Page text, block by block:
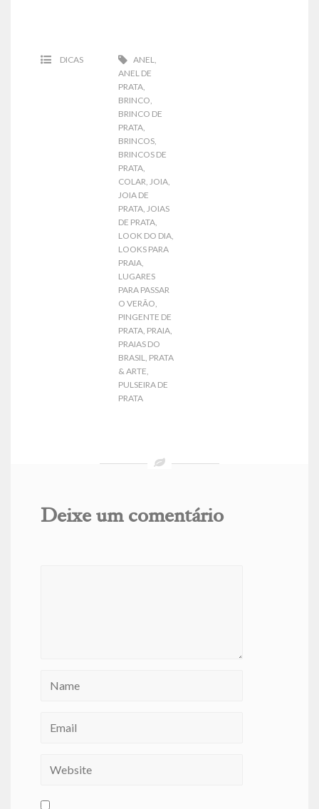
DICAS ANEL
ANEL DE
PRATA
BRINCO
BRINCO DE
PRATA
BRINCOS
BRINCOS DE
PRATA
COLAR JOIA
JOIA DE
PRATA JOIAS
DE PRATA
LOOK DO DIA
LOOKS PARA
PRAIA
LUGARES
PARA PASSAR
O VERÃO
PINGENTE DE
PRATA PRAIA
PRAIAS DO
BRASIL
PRATA
& ARTE
PULSEIRA DE
PRATA
Deixe um comentário